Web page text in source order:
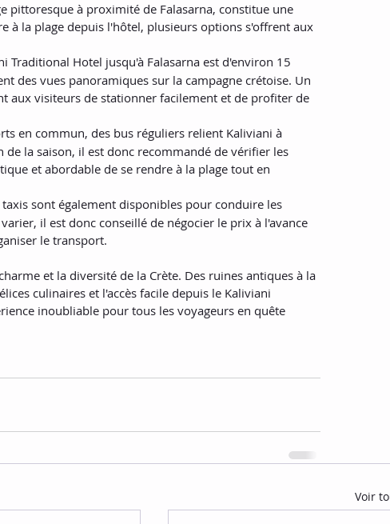
pittoresque à proximité de Falasarna, constitue une
à la plage depuis l'hôtel, plusieurs options s'offrent aux
Traditional Hotel jusqu'à Falasarna est d'environ 15
des vues panoramiques sur la campagne crétoise. Un
aux visiteurs de stationner facilement et de profiter de
en commun, des bus réguliers relient Kaliviani à
la saison, il est donc recommandé de vérifier les
et abordable de se rendre à la plage tout en
sont également disponibles pour conduire les
il est donc conseillé de négocier le prix à l'avance
le transport.
et la diversité de la Crète. Des ruines antiques à la
culinaires et l'accès facile depuis le Kaliviani
inoubliable pour tous les voyageurs en quête
Voir